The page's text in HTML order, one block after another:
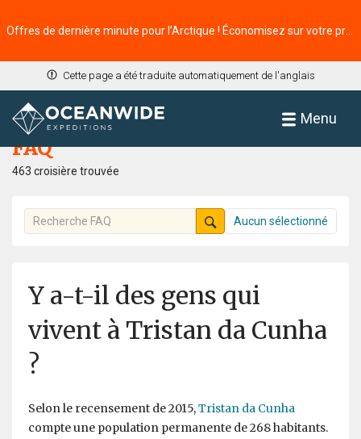
Cette page a été traduite automatiquement de l'anglais
Menu
Accueil
FAQ
463 croisière trouvée
Aucun sélectionné
Y a-t-il des gens qui
vivent à Tristan da Cunha
?
Selon le recensement de 2015,Tristan da Cunha
compte une population permanente de 268 habitants.